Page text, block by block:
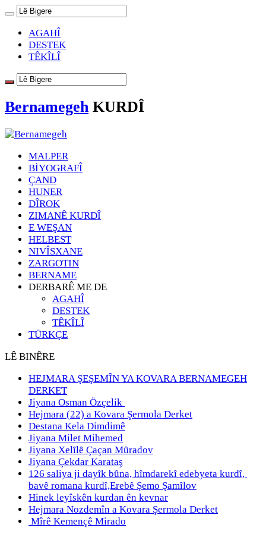
AGAHÎ
DESTEK
TÊKÎLÎ
Bernamegeh KURDÎ
MALPER
BİYOGRAFÎ
ÇAND
HUNER
DÎROK
ZIMANÊ KURDÎ
E WEŞAN
HELBEST
NIVÎSXANE
ZARGOTIN
BERNAME
DERBARÊ ME DE
AGAHÎ
DESTEK
TÊKÎLÎ
TÜRKÇE
LÊ BINÊRE
HEJMARA ŞEŞEMÎN YA KOVARA BERNAMEGEH
DERKET
Jiyana Osman Özçelik
Hejmara (22) a Kovara Şermola Derket
Destana Kela Dimdimê
Jiyana Milet Mihemed
Jiyana Xelȋlȇ Çaçan Mȗradov
Jiyana Çekdar Karataş
126 saliya ji dayȋk bȗna, hȋmdarekȋ edebyeta kurdȋ,
bavȇ romana kurdȋ,Erebȇ Şemo Şamȋlov
Hinek leyîskên kurdan ên kevnar
Hejmara Nozdemîn a Kovara Şermola Derket
Mîrê Kemençê Mirado